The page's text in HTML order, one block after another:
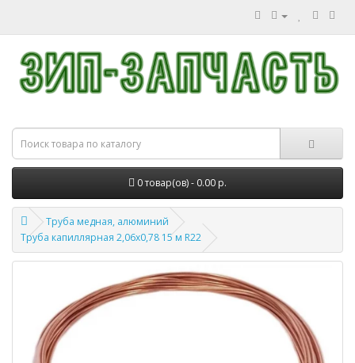
0 товар(ов) - 0.00 р.
Труба медная, алюминий
Труба капиллярная 2,06х0,78 15 м R22